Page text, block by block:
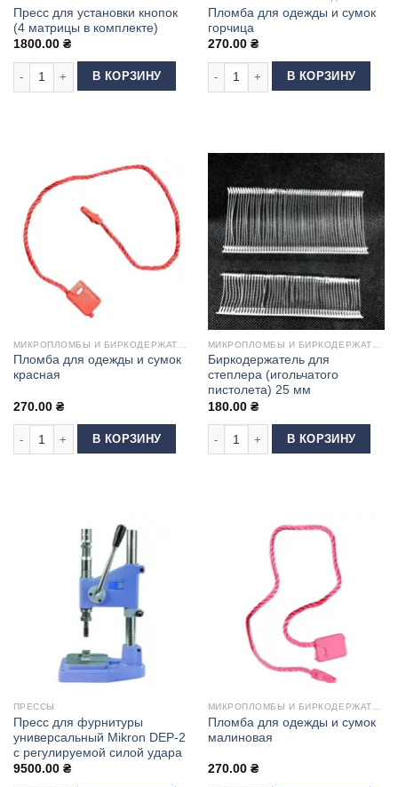
Пресс для установки кнопок
(4 матрицы в комплекте)
1800.00 ₴
Количество товара Пресс для установки кнопок (4 матрицы в
В КОРЗИНУ
Пломба для одежды и сумок
горчица
270.00 ₴
Количество товара Пломба для
В КОРЗИНУ
Пломба для одежды и сумок
красная
270.00 ₴
Количество товара Пломба для одежды и сумок красная
В КОРЗИНУ
Биркодержатель для
степлера (игольчатого
пистолета) 25 мм
180.00 ₴
Количество товара
В КОРЗИНУ
ПРЕССЫ
Пресс для фурнитуры
универсальный Mikron DEP-2
с регулируемой силой удара
9500.00 ₴
МИКРОПЛОМБЫ И БИРКОДЕРЖАТЕЛИ
Пломба для одежды и сумок
малиновая
270.00 ₴